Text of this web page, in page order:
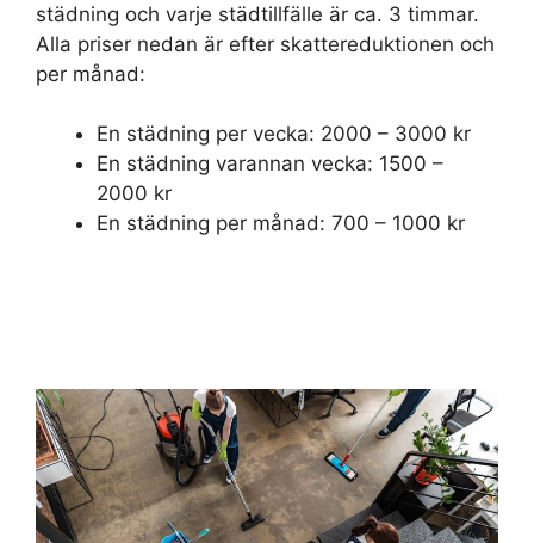
städning och varje städtillfälle är ca. 3 timmar.
Alla priser nedan är efter skattereduktionen och
per månad:
En städning per vecka: 2000 – 3000 kr
En städning varannan vecka: 1500 –
2000 kr
En städning per månad: 700 – 1000 kr